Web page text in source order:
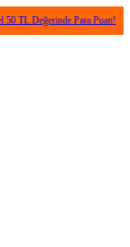
Para Puan! •